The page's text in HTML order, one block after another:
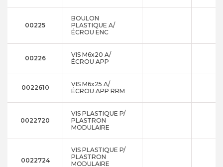
00225
BOULON
PLASTIQUE A/
ÉCROU ENC
00226
VIS M6x20 A/
ÉCROU APP
0022610
VIS M6x25 A/
ÉCROU APP RRM
0022720
VIS PLASTIQUE P/
PLASTRON
MODULAIRE
0022724
VIS PLASTIQUE P/
PLASTRON
MODULAIRE